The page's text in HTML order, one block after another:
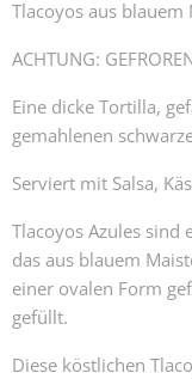
Tlacoyos aus
ACHTUNG:
Eine dicke Tortilla,
gemahlenen
Serviert mit Salsa,
Tlacoyos Azules sind
das aus blauem
einer ovalen Form
gefüllt.
Diese köstlichen